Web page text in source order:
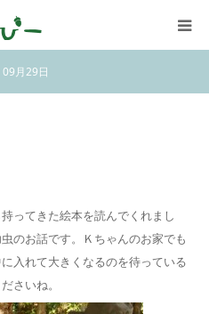
09月29日
ってきた絵本を読んでくれまし
のお話です。Ｋちゃんのお家でも
入れて大きくなるのを待っている
さいね。